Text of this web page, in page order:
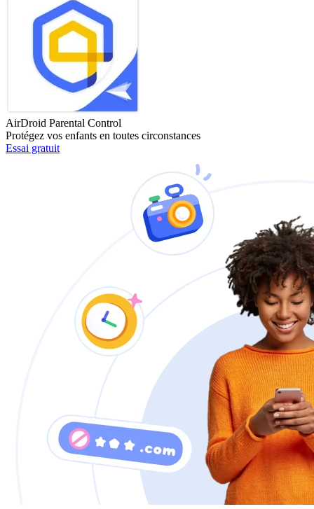
AirDroid Parental Control
Protégez vos enfants en toutes circonstances
Essai gratuit